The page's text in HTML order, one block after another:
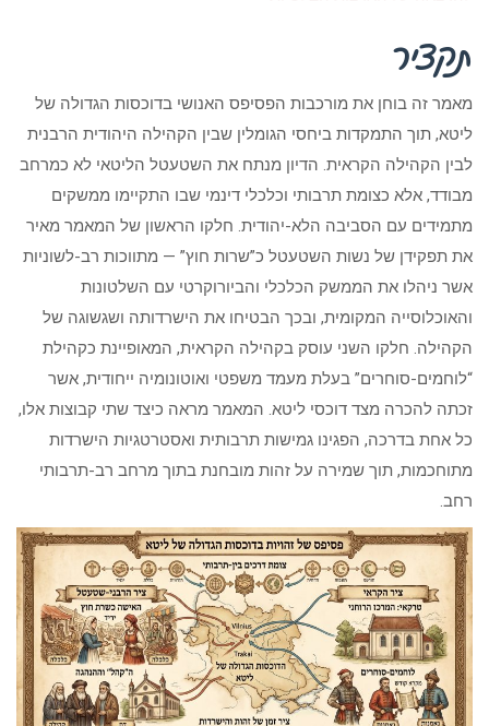
תקציר
מאמר זה בוחן את מורכבות הפסיפס האנושי בדוכסות הגדולה של
ליטא, תוך התמקדות ביחסי הגומלין שבין הקהילה היהודית הרבנית
לבין הקהילה הקראית. הדיון מנתח את השטעטל הליטאי לא כמרחב
מבודד, אלא כצומת תרבותי וכלכלי דינמי שבו התקיימו ממשקים
מתמידים עם הסביבה הלא-יהודית. חלקו הראשון של המאמר מאיר
את תפקידן של נשות השטעטל כ”שרות חוץ” — מתווכות רב-לשוניות
אשר ניהלו את הממשק הכלכלי והביורוקרטי עם השלטונות
והאוכלוסייה המקומית, ובכך הבטיחו את הישרדותה ושגשוגה של
הקהילה. חלקו השני עוסק בקהילה הקראית, המאופיינת כקהילת
“לוחמים-סוחרים” בעלת מעמד משפטי ואוטונומיה ייחודית, אשר
זכתה להכרה מצד דוכסי ליטא. המאמר מראה כיצד שתי קבוצות אלו,
כל אחת בדרכה, הפגינו גמישות תרבותית ואסטרטגיות הישרדות
מתוחכמות, תוך שמירה על זהות מובחנת בתוך מרחב רב-תרבותי
רחב.